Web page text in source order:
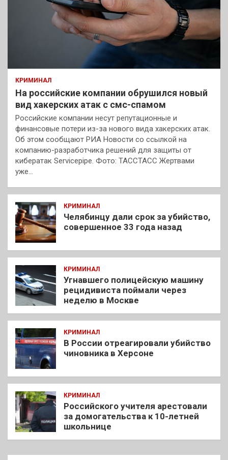
КРИМИНАЛ
На российские компании обрушился новый
вид хакерских атак с смс-спамом
Российские компании несут репутационные и
финансовые потери из-за нового вида хакерских атак.
Об этом сообщают РИА Новости со ссылкой на
компанию-разработчика решений для защиты от
кибератак Servicepipe. Фото: ТАССТАСС Жертвами
уже…
КРИМИНАЛ
Челябинцу дали срок за убийство,
совершенное 33 года назад
КРИМИНАЛ
Угнавшего полицейскую машину
рецидивиста поймали через
неделю в Москве
КРИМИНАЛ
В России отреагировали убийство
чиновника в Херсоне
КРИМИНАЛ
Российского учителя арестовали
за домогательства к 10-летней
школьнице